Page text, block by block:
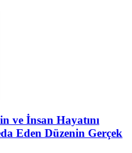
ve İnsan Hayatını
Eden Düzenin Gerçek